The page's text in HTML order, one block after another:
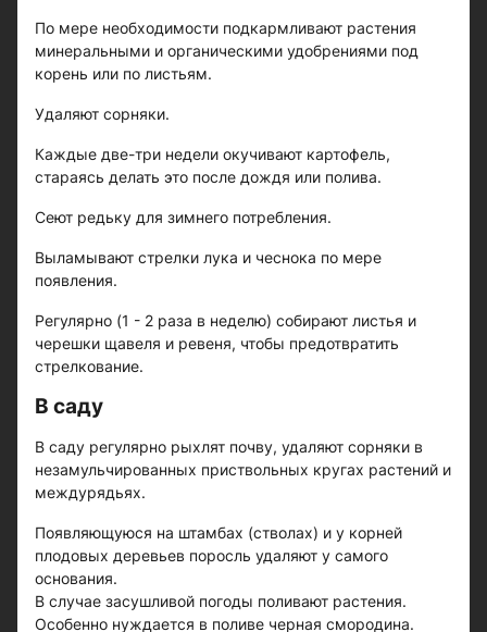
По мере необходимости подкармливают растения
минеральными и органическими удобрениями под
корень или по листьям.
Удаляют сорняки.
Каждые две-три недели окучивают картофель,
стараясь делать это после дождя или полива.
Сеют редьку для зимнего потребления.
Выламывают стрелки лука и чеснока по мере
появления.
Регулярно (1 - 2 раза в неделю) собирают листья и
черешки щавеля и ревеня, чтобы предотвратить
стрелкование.
В саду
В саду регулярно рыхлят почву, удаляют сорняки в
незамульчированных приствольных кругах растений и
междурядьях.
Появляющуюся на штамбах (стволах) и у корней
плодовых деревьев поросль удаляют у самого
основания.
В случае засушливой погоды поливают растения.
Особенно нуждается в поливе черная смородина.